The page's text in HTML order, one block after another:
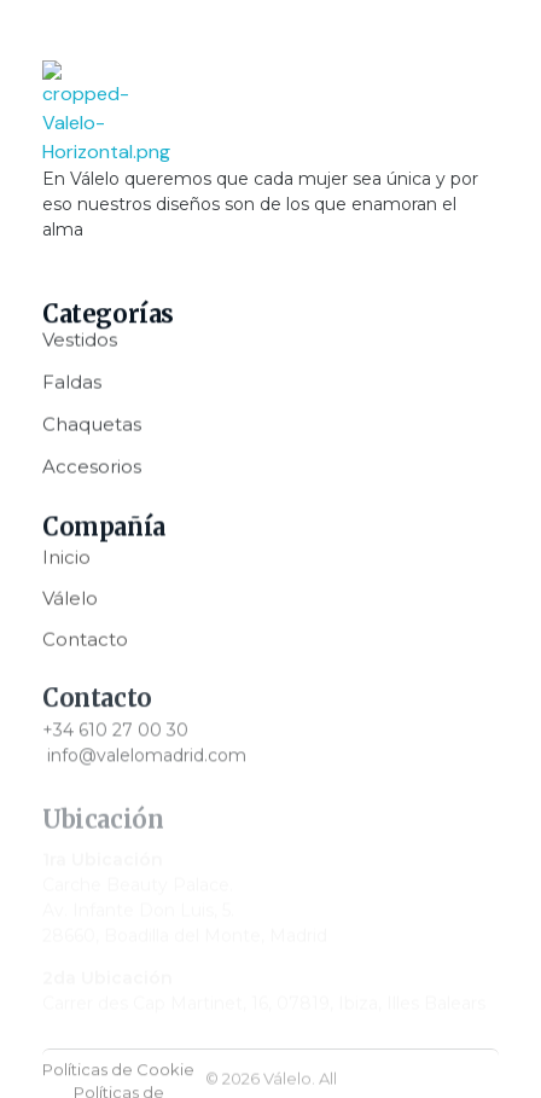
Valelo Madrid
Shop
En Válelo queremos que cada mujer sea única y por
eso nuestros diseños son de los que enamoran el
alma
Categorías
Vestidos
Faldas
Chaquetas
Accesorios
Compañía
Inicio
Válelo
Contacto
Contacto
+34 610 27 00 30
info@valelomadrid.com
Ubicación
1ra Ubicación
Políticas de Cookie